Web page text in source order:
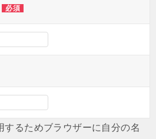
必須
するためブラウザーに自分の名